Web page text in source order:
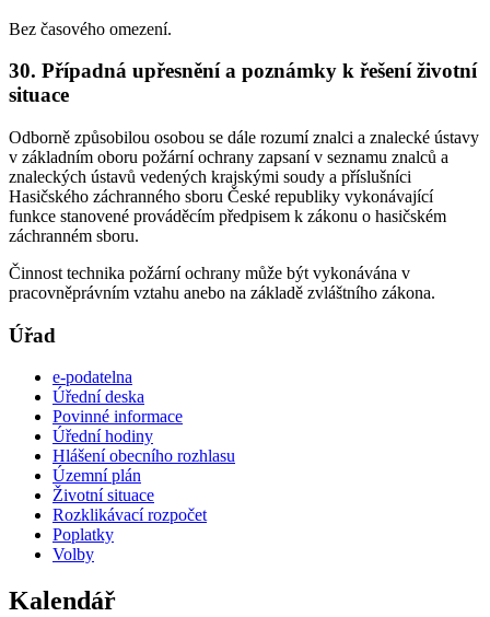
Bez časového omezení.
30. Případná upřesnění a poznámky k řešení životní
situace
Odborně způsobilou osobou se dále rozumí znalci a znalecké ústavy
v základním oboru požární ochrany zapsaní v seznamu znalců a
znaleckých ústavů vedených krajskými soudy a příslušníci
Hasičského záchranného sboru České republiky vykonávající
funkce stanovené prováděcím předpisem k zákonu o hasičském
záchranném sboru.
Činnost technika požární ochrany může být vykonávána v
pracovněprávním vztahu anebo na základě zvláštního zákona.
Úřad
e-podatelna
Úřední deska
Povinné informace
Úřední hodiny
Hlášení obecního rozhlasu
Územní plán
Životní situace
Rozklikávací rozpočet
Poplatky
Volby
Kalendář